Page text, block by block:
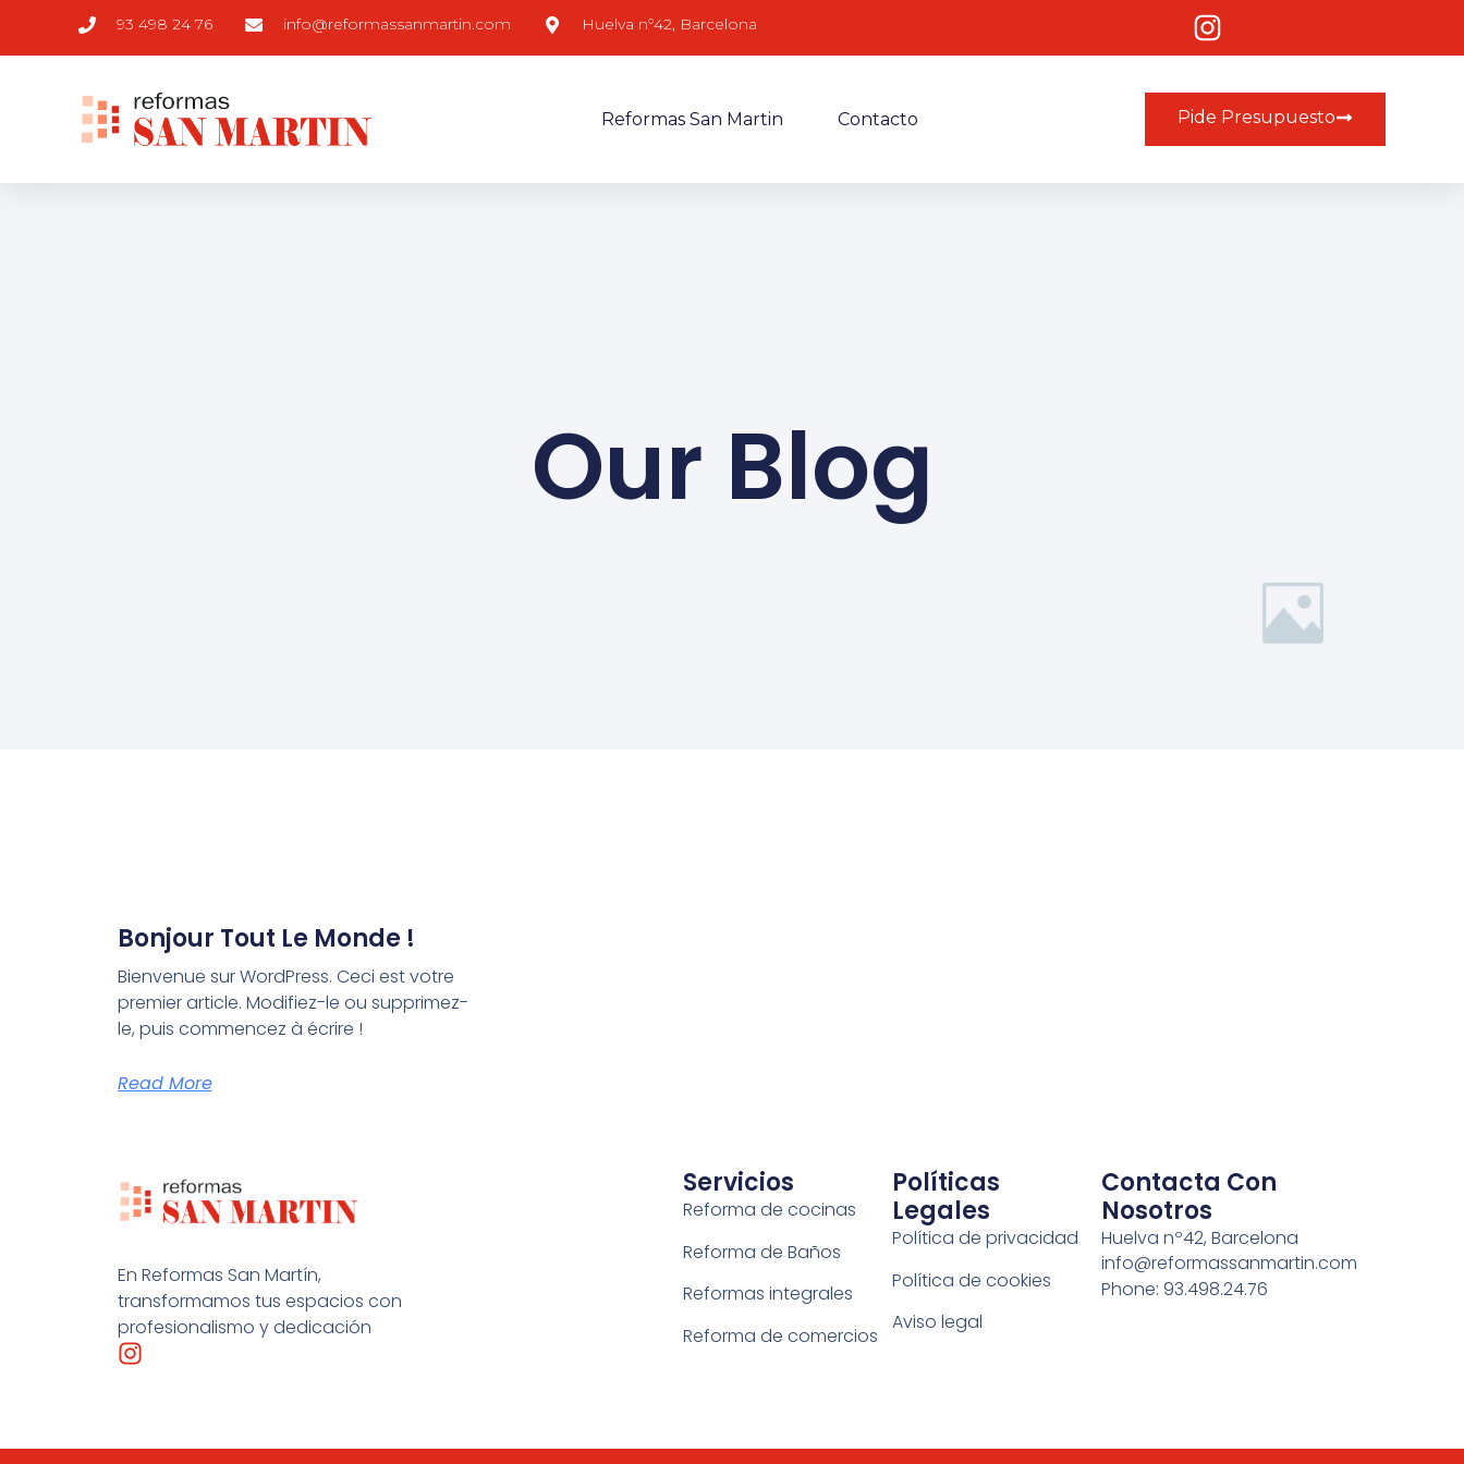
93 498 24 76 info@reformassanmartin.com Huelva nº42, Barcelona
Reformas San Martin Contacto Pide Presupuesto
Our Blog
Bonjour Tout Le Monde !
Bienvenue sur WordPress. Ceci est votre
premier article. Modifiez-le ou supprimez-
le, puis commencez à écrire !
Read More
En Reformas San Martín,
transformamos tus espacios con
profesionalismo y dedicación
Servicios
Reforma de cocinas
Reforma de Baños
Reformas integrales
Reforma de comercios
Políticas
Legales
Política de privacidad
Política de cookies
Aviso legal
Contacta Con
Nosotros
Huelva nº42, Barcelona
info@reformassanmartin.com
Phone: 93.498.24.76